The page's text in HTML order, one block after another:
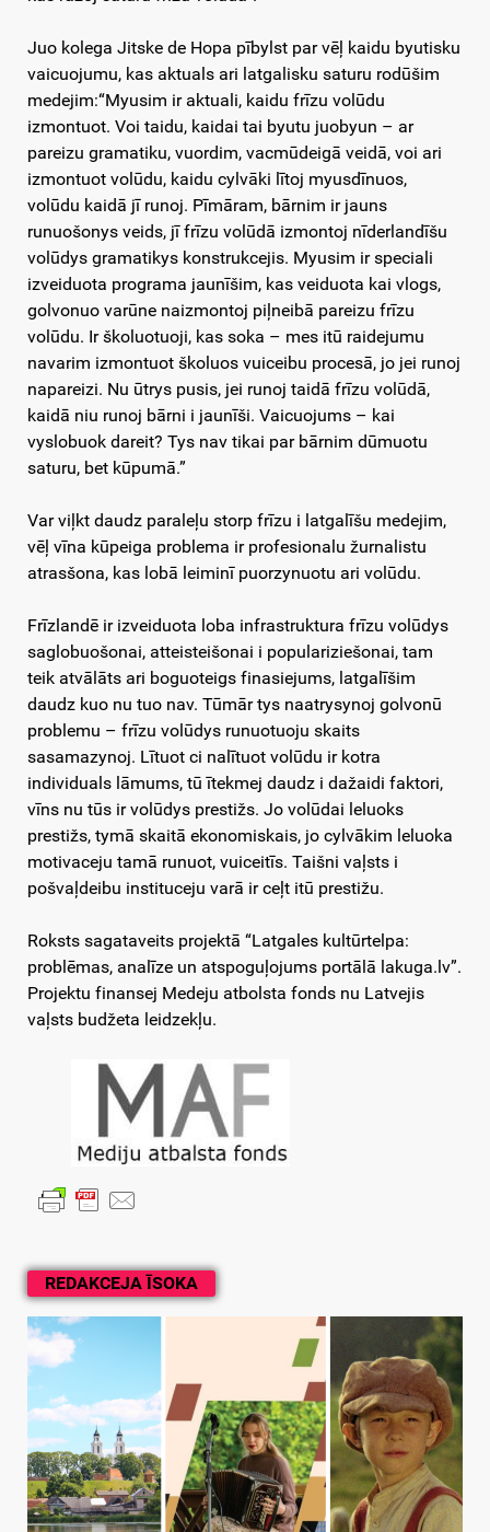
REDAKCEJA ĪSOKA
Juo kolega Jitske de Hopa pībylst par vēļ kaidu byutisku
vaicuojumu, kas aktuals ari latgalisku saturu rodūšim
medejim:“Myusim ir aktuali, kaidu frīzu volūdu
izmontuot. Voi taidu, kaidai tai byutu juobyun – ar
pareizu gramatiku, vuordim, vacmūdeigā veidā, voi ari
izmontuot volūdu, kaidu cylvāki lītoj myusdīnuos,
volūdu kaidā jī runoj. Pīmāram, bārnim ir jauns
runuošonys veids, jī frīzu volūdā izmontoj nīderlandīšu
volūdys gramatikys konstrukcejis. Myusim ir speciali
izveiduota programa jaunīšim, kas veiduota kai vlogs,
golvonuo varūne naizmontoj piļneibā pareizu frīzu
volūdu. Ir školuotuoji, kas soka – mes itū raidejumu
navarim izmontuot školuos vuiceibu procesā, jo jei runoj
napareizi. Nu ūtrys pusis, jei runoj taidā frīzu volūdā,
kaidā niu runoj bārni i jaunīši. Vaicuojums – kai
vyslobuok dareit? Tys nav tikai par bārnim dūmuotu
saturu, bet kūpumā.”
Var viļkt daudz paraleļu storp frīzu i latgalīšu medejim,
vēļ vīna kūpeiga problema ir profesionalu žurnalistu
atrasšona, kas lobā leiminī puorzynuotu ari volūdu.
Frīzlandē ir izveiduota loba infrastruktura frīzu volūdys
saglobuošonai, atteisteišonai i populariziešonai, tam
teik atvālāts ari boguoteigs finasiejums, latgalīšim
daudz kuo nu tuo nav. Tūmār tys naatrysynoj golvonū
problemu – frīzu volūdys runuotuoju skaits
sasamazynoj. Lītuot ci nalītuot volūdu ir kotra
individuals lāmums, tū ītekmej daudz i dažaidi faktori,
vīns nu tūs ir volūdys prestižs. Jo volūdai leluoks
prestižs, tymā skaitā ekonomiskais, jo cylvākim leluoka
motivaceju tamā runuot, vuiceitīs. Taišni vaļsts i
pošvaļdeibu instituceju varā ir ceļt itū prestižu.
Roksts sagataveits projektā “Latgales kultūrtelpa:
problēmas, analīze un atspoguļojums portālā lakuga.lv”.
Projektu finansej Medeju atbolsta fonds nu Latvejis
vaļsts budžeta leidzekļu.